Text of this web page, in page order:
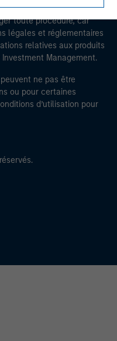
et d’autres
de remplir les
du
contre le
financière.
Investment
filiales ne pourront
déclaration ou
part. En validant cette
accepter
merci de cliquer sur
refuse » pour revenir
connaissance des
toute procédure, car
légales et réglementaires
relatives aux produits
Management.
ne pas être
ou pour certaines
d’utilisation pour